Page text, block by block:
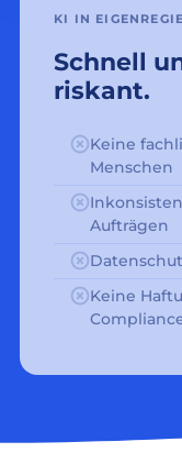
KI IN EIGENREGIE
Schnell
riskant.
Keine
Menschen
Aufträgen
Keine